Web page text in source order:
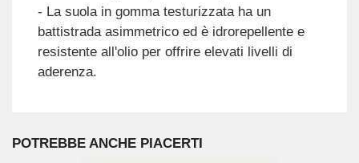
- La suola in gomma testurizzata ha un
battistrada asimmetrico ed è idrorepellente e
resistente all'olio per offrire elevati livelli di
aderenza.
POTREBBE ANCHE PIACERTI